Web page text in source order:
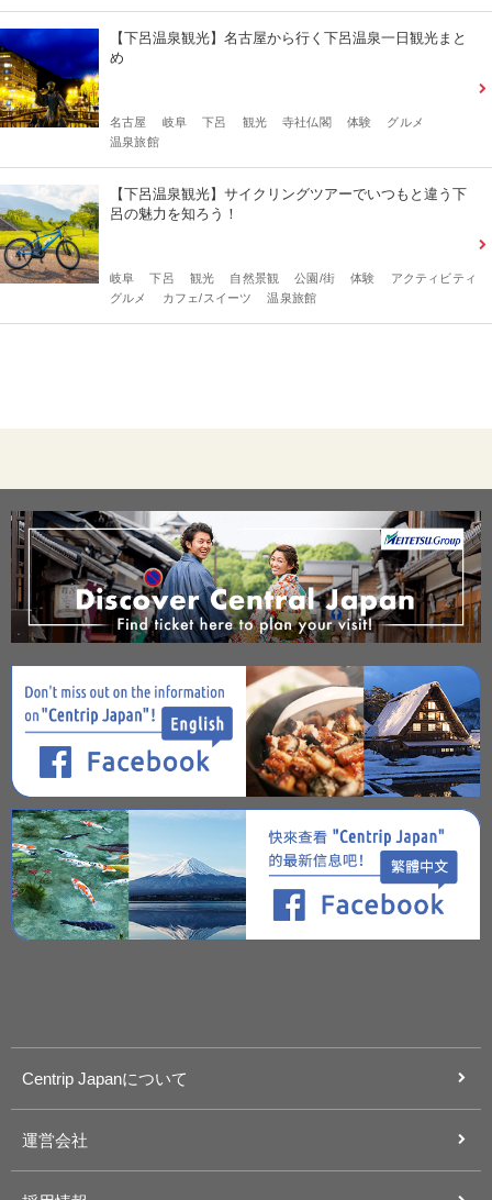
【下呂温泉観光】名古屋から行く下呂温泉一日観光まと
め
名古屋 岐阜 下呂 観光 寺社仏閣 体験
グルメ
温泉旅館
【下呂温泉観光】サイクリングツアーでいつもと違う下
呂の魅力を知ろう！
岐阜 下呂 観光 自然景観 公園/街 体験
アクティビティ
グルメ
カフェ/スイーツ 温泉旅館
Centrip Japanについて
運営会社